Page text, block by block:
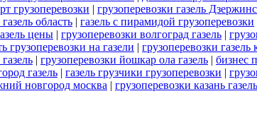
грузоперевозки | грузоперевозки газель
область | газель с пирамидой грузоперевозки
цены | грузоперевозки волгоград газель |
грузоперевозки на газели | грузоперевозки газель
| грузоперевозки йошкар ола газель | бизнес
газель | газель грузчики грузоперевозки |
новгород москва | грузоперевозки казань газель